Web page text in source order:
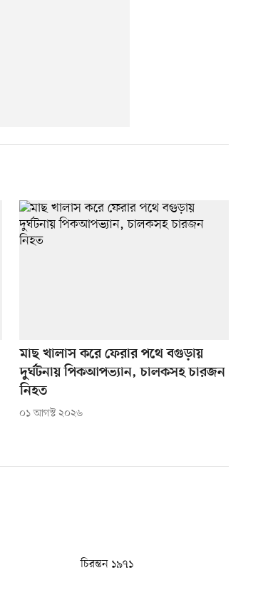
মাছ খালাস করে ফেরার পথে বগুড়ায়
দুর্ঘটনায় পিকআপভ্যান, চালকসহ চারজন
নিহত
০১ আগস্ট ২০২৬
চিরন্তন ১৯৭১